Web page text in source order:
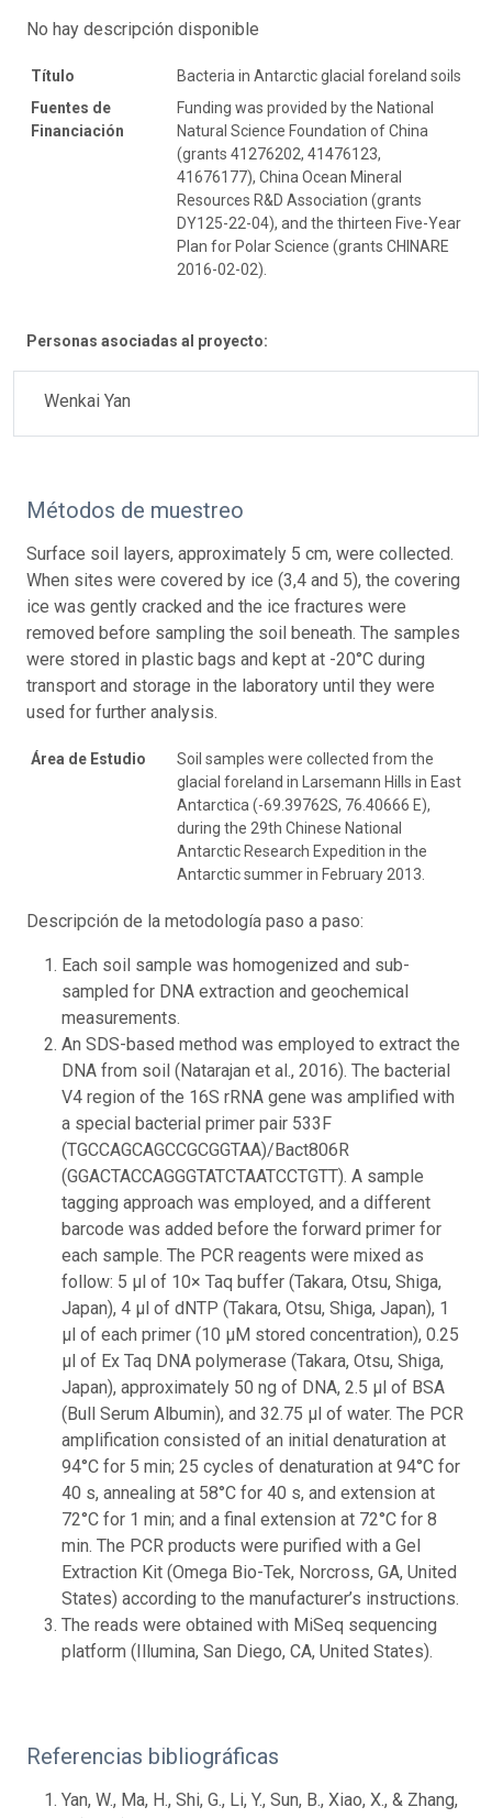
No hay descripción disponible
Título
Bacteria in Antarctic glacial foreland soils
Fuentes de
Financiación
Funding was provided by the National
Natural Science Foundation of China
(grants 41276202, 41476123,
41676177), China Ocean Mineral
Resources R&D Association (grants
DY125-22-04), and the thirteen Five-Year
Plan for Polar Science (grants CHINARE
2016-02-02).
Personas asociadas al proyecto:
Wenkai Yan
Métodos de muestreo
Surface soil layers, approximately 5 cm, were collected.
When sites were covered by ice (3,4 and 5), the covering
ice was gently cracked and the ice fractures were
removed before sampling the soil beneath. The samples
were stored in plastic bags and kept at -20°C during
transport and storage in the laboratory until they were
used for further analysis.
Área de Estudio
Soil samples were collected from the
glacial foreland in Larsemann Hills in East
Antarctica (-69.39762S, 76.40666 E),
during the 29th Chinese National
Antarctic Research Expedition in the
Antarctic summer in February 2013.
Descripción de la metodología paso a paso:
Each soil sample was homogenized and sub-
sampled for DNA extraction and geochemical
measurements.
An SDS-based method was employed to extract the
DNA from soil (Natarajan et al., 2016). The bacterial
V4 region of the 16S rRNA gene was amplified with
a special bacterial primer pair 533F
(TGCCAGCAGCCGCGGTAA)/Bact806R
(GGACTACCAGGGTATCTAATCCTGTT). A sample
tagging approach was employed, and a different
barcode was added before the forward primer for
each sample. The PCR reagents were mixed as
follow: 5 μl of 10× Taq buffer (Takara, Otsu, Shiga,
Japan), 4 μl of dNTP (Takara, Otsu, Shiga, Japan), 1
μl of each primer (10 μM stored concentration), 0.25
μl of Ex Taq DNA polymerase (Takara, Otsu, Shiga,
Japan), approximately 50 ng of DNA, 2.5 μl of BSA
(Bull Serum Albumin), and 32.75 μl of water. The PCR
amplification consisted of an initial denaturation at
94°C for 5 min; 25 cycles of denaturation at 94°C for
40 s, annealing at 58°C for 40 s, and extension at
72°C for 1 min; and a final extension at 72°C for 8
min. The PCR products were purified with a Gel
Extraction Kit (Omega Bio-Tek, Norcross, GA, United
States) according to the manufacturer’s instructions.
The reads were obtained with MiSeq sequencing
platform (Illumina, San Diego, CA, United States).
Referencias bibliográficas
Yan, W., Ma, H., Shi, G., Li, Y., Sun, B., Xiao, X., & Zhang,